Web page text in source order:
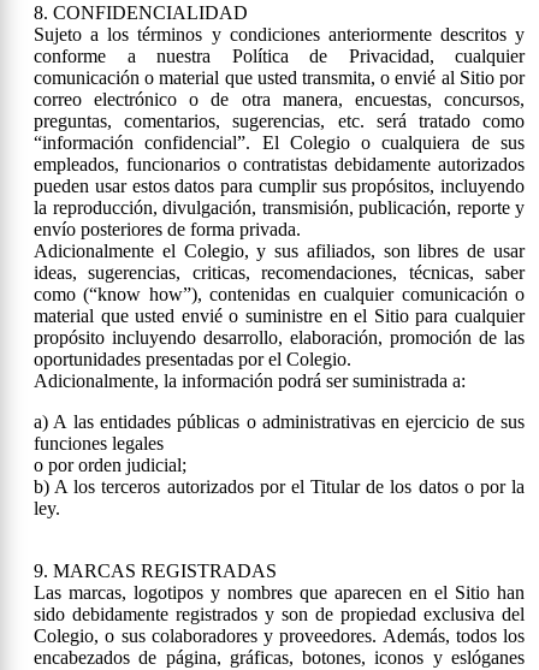
8. CONFIDENCIALIDAD
Sujeto a los términos y condiciones anteriormente descritos y
conforme a nuestra Política de Privacidad, cualquier
comunicación o material que usted transmita, o envié al Sitio por
correo electrónico o de otra manera, encuestas, concursos,
preguntas, comentarios, sugerencias, etc. será tratado como
“información confidencial”. El Colegio o cualquiera de sus
empleados, funcionarios o contratistas debidamente autorizados
pueden usar estos datos para cumplir sus propósitos, incluyendo
la reproducción, divulgación, transmisión, publicación, reporte y
envío posteriores de forma privada.
Adicionalmente el Colegio, y sus afiliados, son libres de usar
ideas, sugerencias, criticas, recomendaciones, técnicas, saber
como (“know how”), contenidas en cualquier comunicación o
material que usted envié o suministre en el Sitio para cualquier
propósito incluyendo desarrollo, elaboración, promoción de las
oportunidades presentadas por el Colegio.
Adicionalmente, la información podrá ser suministrada a:
a) A las entidades públicas o administrativas en ejercicio de sus
funciones legales
o por orden judicial;
b) A los terceros autorizados por el Titular de los datos o por la
ley.
9. MARCAS REGISTRADAS
Las marcas, logotipos y nombres que aparecen en el Sitio han
sido debidamente registrados y son de propiedad exclusiva del
Colegio, o sus colaboradores y proveedores. Además, todos los
encabezados de página, gráficas, botones, iconos y eslóganes